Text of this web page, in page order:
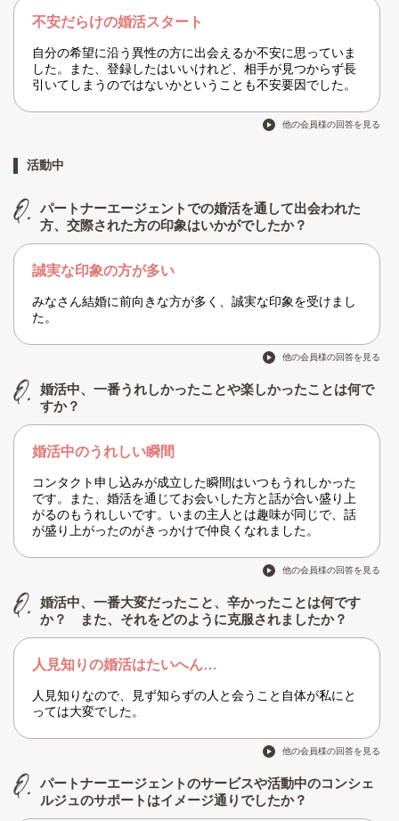
不安だらけの婚活スタート
自分の希望に沿う異性の方に出会えるか不安に思っていま
した。また、登録したはいいけれど、相手が見つからず長
引いてしまうのではないかということも不安要因でした。
他の会員様の回答を見る
活動中
パートナーエージェントでの婚活を通して出会われた
方、交際された方の印象はいかがでしたか？
誠実な印象の方が多い
みなさん結婚に前向きな方が多く、誠実な印象を受けまし
た。
他の会員様の回答を見る
婚活中、一番うれしかったことや楽しかったことは何で
すか？
婚活中のうれしい瞬間
コンタクト申し込みが成立した瞬間はいつもうれしかった
です。また、婚活を通じてお会いした方と話が合い盛り上
がるのもうれしいです。いまの主人とは趣味が同じで、話
が盛り上がったのがきっかけで仲良くなれました。
他の会員様の回答を見る
婚活中、一番大変だったこと、辛かったことは何です
か？ また、それをどのように克服されましたか？
人見知りの婚活はたいへん…
人見知りなので、見ず知らずの人と会うこと自体が私にと
っては大変でした。
他の会員様の回答を見る
パートナーエージェントのサービスや活動中のコンシェ
ルジュのサポートはイメージ通りでしたか？